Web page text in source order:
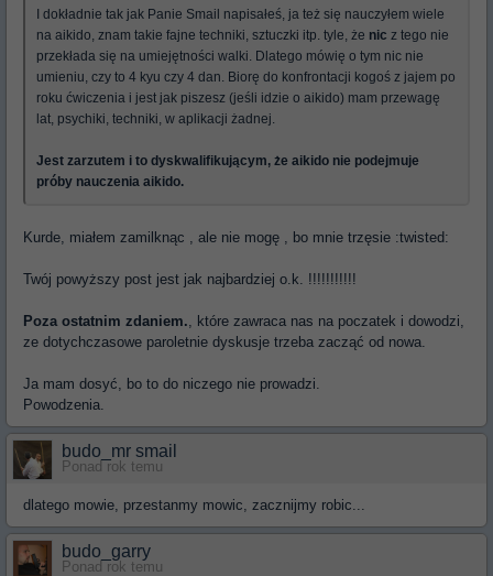
I dokładnie tak jak Panie Smail napisałeś, ja też się nauczyłem wiele
na aikido, znam takie fajne techniki, sztuczki itp. tyle, że nic z tego nie
przekłada się na umiejętności walki. Dlatego mówię o tym nic nie
umieniu, czy to 4 kyu czy 4 dan. Biorę do konfrontacji kogoś z jajem po
roku ćwiczenia i jest jak piszesz (jeśli idzie o aikido) mam przewagę
lat, psychiki, techniki, w aplikacji żadnej.
Jest zarzutem i to dyskwalifikującym, że aikido nie podejmuje
próby nauczenia aikido.
Kurde, miałem zamilknąc , ale nie mogę , bo mnie trzęsie :twisted:
Twój powyższy post jest jak najbardziej o.k. !!!!!!!!!!!
Poza ostatnim zdaniem., które zawraca nas na poczatek i dowodzi,
ze dotychczasowe paroletnie dyskusje trzeba zacząć od nowa.
Ja mam dosyć, bo to do niczego nie prowadzi.
Powodzenia.
budo_mr smail
Ponad rok temu
dlatego mowie, przestanmy mowic, zacznijmy robic...
budo_garry
Ponad rok temu